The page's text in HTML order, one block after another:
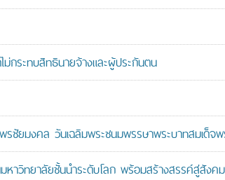
กระทบสิทธินายจ้างและผู้ประกันตน
ชัยมงคล วันเฉลิมพระชนมพรรษาพระบาทสมเด็จพ
าวิทยาลัยชั้นนำระดับโลก พร้อมสร้างสรรค์สู่สังค